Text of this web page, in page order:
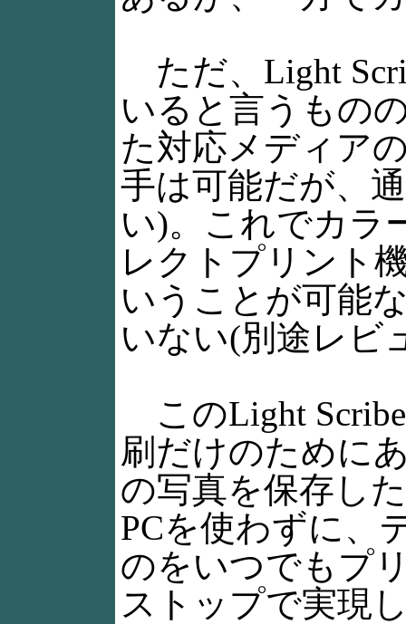
ただ、Light
いると言うもの
た対応メディア
手は可能だが、
い)。これでカラ
レクトプリント
いうことが可能
いない(別途レビ
このLight
刷だけのために
の写真を保存し
PCを使わずに、
のをいつでもプ
ストップで実現